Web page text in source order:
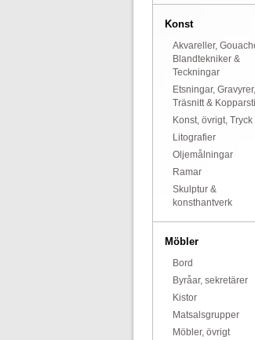
Konst
Akvareller,
Blandtekniker &
Teckningar
Etsningar, Gravyrer,
Träsnitt &
Konst, övrigt, Tryck
Litografier
Oljemålningar
Ramar
Skulptur &
konsthantverk
Möbler
Bord
Byråar, sekretärer
Kistor
Matsalsgrupper
Möbler, övrigt